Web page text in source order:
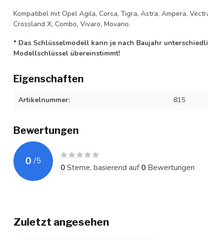
Kompatibel mit Opel Agila, Corsa, Tigra, Astra, Ampera,
Crossland X, Combo, Vivaro, Movano.
* Das Schlüsselmodell kann je nach Baujahr
Modellschlüssel übereinstimmt!
Eigenschaften
Artikelnummer: 815
Bewertungen
0 /5
0Sterne, basierend auf0 Bewertungen
Zuletzt angesehen